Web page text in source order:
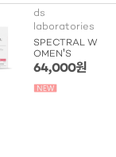
ds
laboratories
SPECTRAL W
OMEN'S
64,000원